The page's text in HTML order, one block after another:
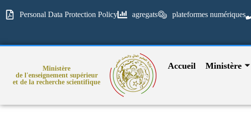
Personal Data Protection Policy agregats plateformes numériques
Ministère
de l'enseignement supérieur
et de la recherche scientifique
Accueil Ministère